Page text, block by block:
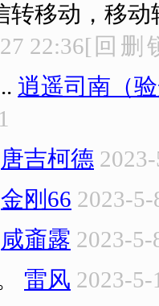
转移动，移
22:36[ 回 删
逍遥司南（
1
唐吉柯德
金刚66 2023-
咸齑露 2023-5-
雷风 2023-5-